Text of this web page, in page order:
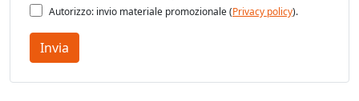
Autorizzo: invio materiale promozionale (Privacy policy).
Invia